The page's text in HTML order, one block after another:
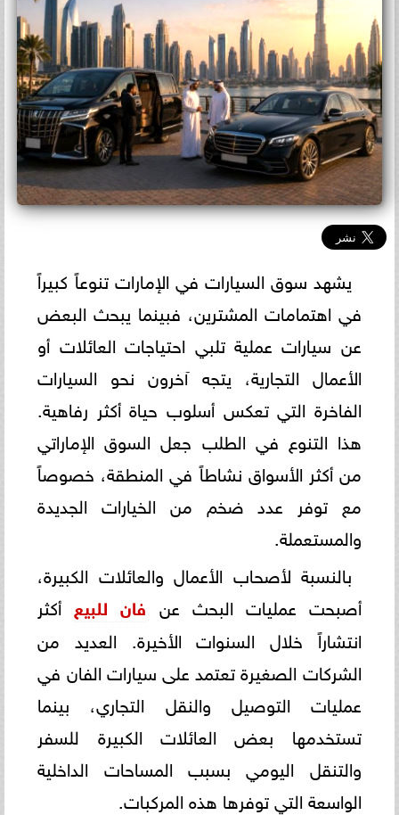
يشهد سوق السيارات في الإمارات تنوعاً كبيراً
في اهتمامات المشترين، فبينما يبحث البعض
عن سيارات عملية تلبي احتياجات العائلات أو
الأعمال التجارية، يتجه آخرون نحو السيارات
الفاخرة التي تعكس أسلوب حياة أكثر رفاهية.
هذا التنوع في الطلب جعل السوق الإماراتي
من أكثر الأسواق نشاطاً في المنطقة، خصوصاً
مع توفر عدد ضخم من الخيارات الجديدة
والمستعملة.
بالنسبة لأصحاب الأعمال والعائلات الكبيرة،
أصبحت عمليات البحث عن فان للبيع أكثر
انتشاراً خلال السنوات الأخيرة. العديد من
الشركات الصغيرة تعتمد على سيارات الفان في
عمليات التوصيل والنقل التجاري، بينما
تستخدمها بعض العائلات الكبيرة للسفر
والتنقل اليومي بسبب المساحات الداخلية
الواسعة التي توفرها هذه المركبات.